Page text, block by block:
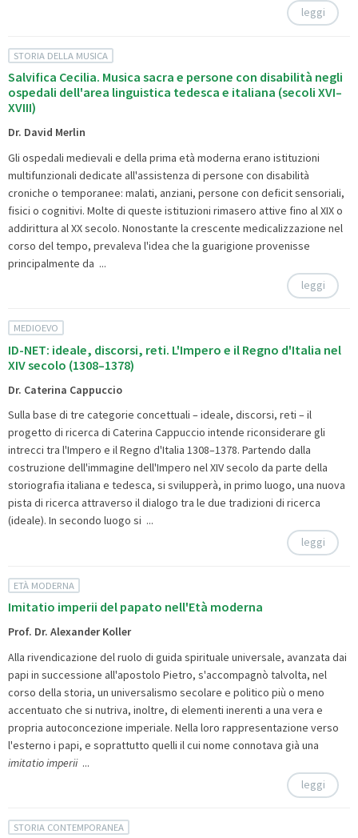
leggi
STORIA DELLA MUSICA
Salvifica Cecilia. Musica sacra e persone con disabilità negli
ospedali dell'area linguistica tedesca e italiana (secoli XVI–
XVIII)
Dr. David Merlin
Gli ospedali medievali e della prima età moderna erano istituzioni
multifunzionali dedicate all'assistenza di persone con disabilità
croniche o temporanee: malati, anziani, persone con deficit sensoriali,
fisici o cognitivi. Molte di queste istituzioni rimasero attive fino al XIX o
addirittura al XX secolo. Nonostante la crescente medicalizzazione nel
corso del tempo, prevaleva l'idea che la guarigione provenisse
principalmente da ...
leggi
MEDIOEVO
ID-NET: ideale, discorsi, reti. L'Impero e il Regno d'Italia nel
XIV secolo (1308–1378)
Dr. Caterina Cappuccio
Sulla base di tre categorie concettuali – ideale, discorsi, reti – il
progetto di ricerca di Caterina Cappuccio intende riconsiderare gli
intrecci tra l'Impero e il Regno d'Italia 1308–1378. Partendo dalla
costruzione dell'immagine dell'Impero nel XIV secolo da parte della
storiografia italiana e tedesca, si svilupperà, in primo luogo, una nuova
pista di ricerca attraverso il dialogo tra le due tradizioni di ricerca
(ideale). In secondo luogo si ...
leggi
ETÀ MODERNA
Imitatio imperii del papato nell'Età moderna
Prof. Dr. Alexander Koller
Alla rivendicazione del ruolo di guida spirituale universale, avanzata dai
papi in successione all'apostolo Pietro, s'accompagnò talvolta, nel
corso della storia, un universalismo secolare e politico più o meno
accentuato che si nutriva, inoltre, di elementi inerenti a una vera e
propria autoconcezione imperiale. Nella loro rappresentazione verso
l'esterno i papi, e soprattutto quelli il cui nome connotava già una
imitatio imperii...
leggi
STORIA CONTEMPORANEA